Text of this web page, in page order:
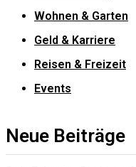
Wohnen & Garten
Geld & Karriere
Reisen & Freizeit
Events
Neue Beiträge